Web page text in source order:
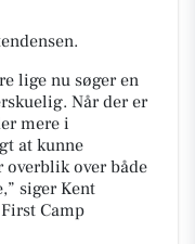
lige nu søger en
Når der er
mere i
at kunne
over både
siger Kent
Camp